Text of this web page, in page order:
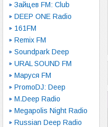
Зайцев FM: Club
DEEP ONE Radio
161FM
Remix FM
Soundpark Deep
URAL SOUND FM
Маруся FM
PromoDJ: Deep
M.Deep Radio
Megapolis Night Radio
Russian Deep Radio